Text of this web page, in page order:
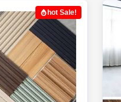
hot Sale!